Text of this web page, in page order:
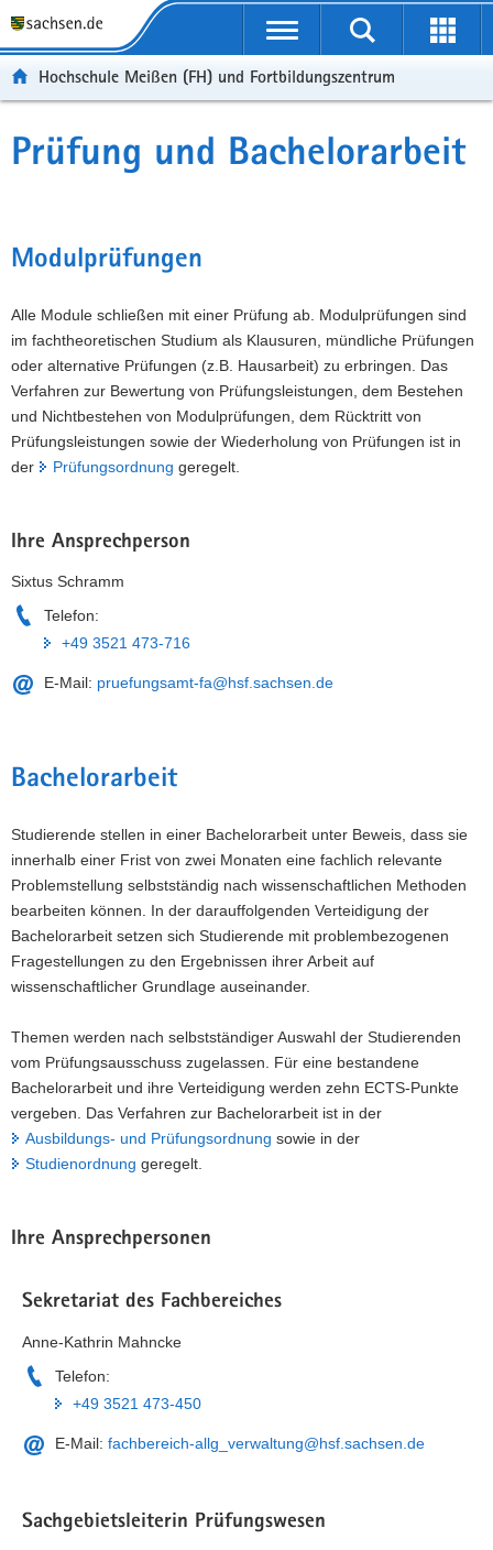
Portalübergreifende
Hochschule Meißen (FH) und Fortbildungszentrum
Prüfung und Bachelorarbeit
Modulprüfungen
Alle Module schließen mit einer Prüfung ab. Modulprüfungen sind
im fachtheoretischen Studium als Klausuren, mündliche Prüfungen
oder alternative Prüfungen (z.B. Hausarbeit) zu erbringen. Das
Verfahren zur Bewertung von Prüfungsleistungen, dem Bestehen
und Nichtbestehen von Modulprüfungen, dem Rücktritt von
Prüfungsleistungen sowie der Wiederholung von Prüfungen ist in
der
Prüfungsordnung geregelt.
Ihre Ansprechperson
Sixtus Schramm
Telefon:
+49 3521 473-716
E-Mail: pruefungsamt-fa@hsf.sachsen.de
Bachelorarbeit
Studierende stellen in einer Bachelorarbeit unter Beweis, dass sie
innerhalb einer Frist von zwei Monaten eine fachlich relevante
Problemstellung selbstständig nach wissenschaftlichen Methoden
bearbeiten können. In der darauffolgenden Verteidigung der
Bachelorarbeit setzen sich Studierende mit problembezogenen
Fragestellungen zu den Ergebnissen ihrer Arbeit auf
wissenschaftlicher Grundlage auseinander.
Themen werden nach selbstständiger Auswahl der Studierenden
vom Prüfungsausschuss zugelassen. Für eine bestandene
Bachelorarbeit und ihre Verteidigung werden zehn ECTS-Punkte
vergeben. Das Verfahren zur Bachelorarbeit ist in der
Ausbildungs- und Prüfungsordnung sowie in der
Studienordnung geregelt.
Ihre Ansprechpersonen
Sekretariat des Fachbereiches
Anne-Kathrin Mahncke
Telefon:
+49 3521 473-450
E-Mail: fachbereich-allg_verwaltung@hsf.sachsen.de
Sachgebietsleiterin Prüfungswesen